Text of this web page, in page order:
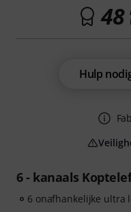
6 - kanaals
6 onafhankelijke ultra
48
Hulp